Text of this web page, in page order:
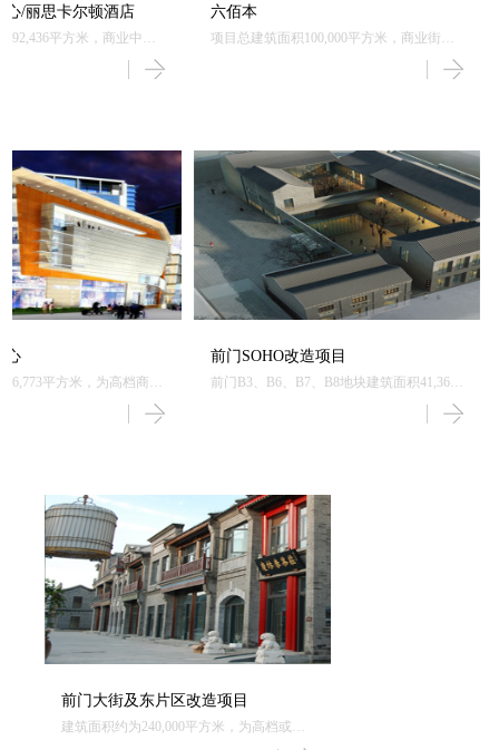
心/丽思卡尔顿酒店
平方米，商业中心
SPA、RITZ-CARLTON
六佰本
项目总建筑面积100,000平方米，商业街项
心
平方米，为高档商业
前门SOHO改造项目
前门B3、B6、B7、B8地块建筑面积41,365
前门大街及东片区改造项目
建筑面积约为240,000平方米，为高档或中